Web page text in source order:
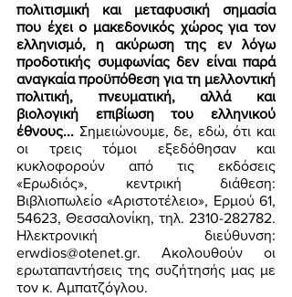
πολιτισμική και μεταφυσική σημασία
που έχει ο μακεδονικός χώρος για τον
ελληνισμό, η ακύρωση της εν λόγω
προδοτικής συμφωνίας δεν είναι παρά
αναγκαία προϋπόθεση για τη μελλοντική
πολιτική, πνευματική, αλλά και
βιολογική επιβίωση του ελληνικού
έθνους... Σημειώνουμε, δε, εδώ, ότι και
οι τρεις τόμοι εξεδόθησαν και
κυκλοφορούν από τις εκδόσεις
«Ερωδιός», κεντρική διάθεση:
Βιβλιοπωλείο «Αριστοτέλειο», Ερμού 61,
54623, Θεσσαλονίκη, τηλ. 2310-282782.
Ηλεκτρονική διεύθυνση:
erwdios@otenet.gr. Ακολουθούν οι
ερωταπαντήσεις της συζήτησής μας με
τον κ. Αμπατζόγλου.